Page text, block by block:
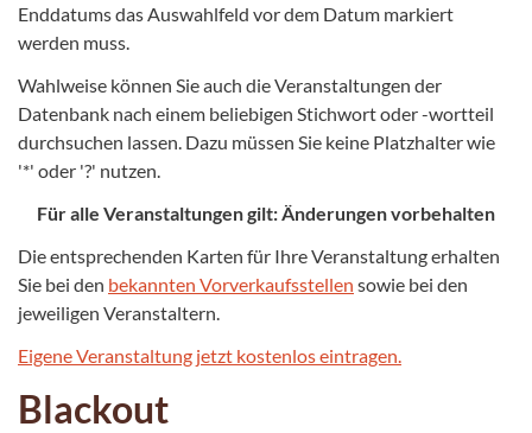
Enddatums das Auswahlfeld vor dem Datum markiert
werden muss.
Wahlweise können Sie auch die Veranstaltungen der
Datenbank nach einem beliebigen Stichwort oder -wortteil
durchsuchen lassen. Dazu müssen Sie keine Platzhalter wie
'*' oder '?' nutzen.
Für alle Veranstaltungen gilt: Änderungen vorbehalten
Die entsprechenden Karten für Ihre Veranstaltung erhalten
Sie bei den bekannten Vorverkaufsstellen sowie bei den
jeweiligen Veranstaltern.
Eigene Veranstaltung jetzt kostenlos eintragen.
Blackout